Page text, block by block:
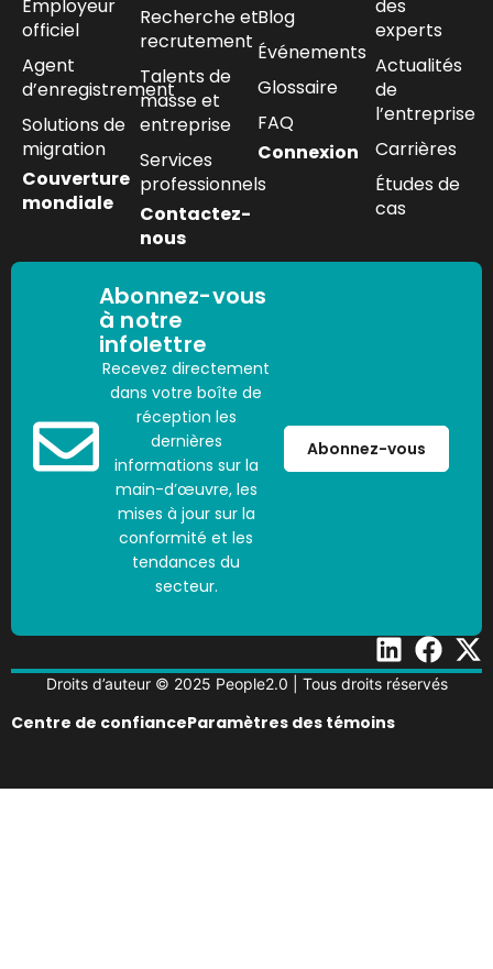
Employeur
officiel
Agent
d’enregistrement
Solutions de
migration
Couverture
mondiale
Recherche et
recrutement
Talents de
masse et
entreprise
Services
professionnels
Contactez-
nous
Blog
Événements
Glossaire
FAQ
Connexion
des
experts
Actualités
de
l’entreprise
Carrières
Études de
cas
Abonnez-vous
à notre
infolettre
Recevez directement
dans votre boîte de
réception les
dernières
informations sur la
main-d’œuvre, les
mises à jour sur la
conformité et les
tendances du
secteur.
Abonnez-vous
Droits d’auteur © 2025 People2.0 | Tous droits réservés
Centre de confianceParamètres des témoins